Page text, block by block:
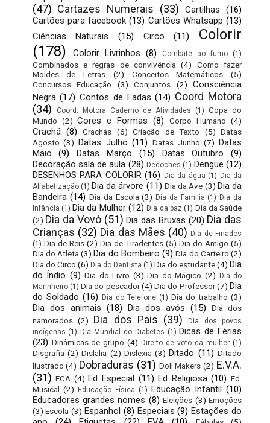
(47) Cartazes Numerais (33) Cartilhas
(16)
Cartões para facebook (13) Cartões Whatsapp (13)
Ciências Naturais
(15) Circo (11)
Colorir
(178)
Colorir Livrinhos (8) Combate ao fumo (1)
Combinados e regras de convivência (4)
Como fazer
Moldes de Letras
(2) Conceitos Matemáticos
(5)
Concursos Educação
(3) Conjuntos (2)
Consciência
Negra (17) Contos de Fadas (14) Coord Motora
(34)
Coord. Motora Caderno de Atividades (1) Copa do
Mundo (2) Cores e Formas (8) Corpo Humano (4)
Crachá (8) Crachás (6) Criação de Texto (5) Datas
Agosto (3) Datas Julho (11) Datas Junho (7) Datas
Maio
(9) Datas Março (15) Datas Outubro
(9)
Decoração sala de aula (28) Dedoches (1) Dengue (12)
DESENHOS PARA COLORIR (16) Dia da água (1) Dia da
Alfabetização (1) Dia da árvore (11) Dia da Ave (3) Dia da
Bandeira (14) Dia da Escola (3) Dia da Família (1) Dia da
Infância (1) Dia da Mulher (12) Dia da paz (1) Dia da Saúde
(2) Dia da Vovó (51) Dia das Bruxas (20) Dia das
Crianças (32) Dia das Mães (40) Dia de Finados
(1) Dia de Reis (2) Dia de Tiradentes (5) Dia do Amigo (5)
Dia do Atleta (3) Dia do Bombeiro (9) Dia do Carteiro (2)
Dia do Circo (6) Dia do Dentista (1) Dia do estudante(4) Dia
do Índio (9) Dia do Livro (3) Dia do Mágico (2)
Dia do
Marinheiro (1) Dia do pescador (4) Dia do Professor (7) Dia
do Soldado (16) Dia do Telefone (1) Dia do trabalho (3)
Dia dos animais (18) Dia dos avós (15)
Dia dos
namorados (2) Dia dos Pais (39)
Dia dos povos
indígenas (1) Dia Mundial do Diabetes (1) Dicas de Férias
(23) Dinâmicas de grupo (4) Direito de voto da mulher (1)
Disgrafia (2) Dislalia (2) Dislexia (3) Ditado (11) Ditado
Ilustrado (4) Dobraduras (31) Doll Makers (2) E.V.A.
(31) ECA (4) Ed Especial (11) Ed Religiosa (10) Ed.
Musical (2) Educação Física (1) Educação Infantil (10)
Educadores grandes nomes (8) Eleições (3) Emoções
(3) Escola (3) Espanhol (8) Especiais (9) Estações do